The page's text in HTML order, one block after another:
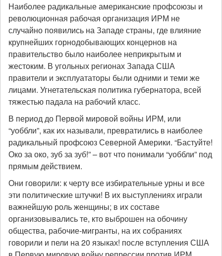
Наиболее радикальные американские профсоюзы и
революционная рабочая организация ИРМ не
случайно появились на Западе страны, где влияние
крупнейших горнодобывающих концернов на
правительство было наиболее неприкрытым и
жестоким. В угольных регионах Запада США
правители и эксплуататоры были одними и теми же
лицами. Угнетательская политика губернатора, всей
тяжестью падала на рабочий класс.
В период до Первой мировой войны ИРМ, или
“уоббли”, как их называли, превратились в наиболее
радикальный профсоюз Северной Америки. “Бастуйте!
Око за око, зуб за зуб!” – вот что понимали “уоббли” под
прямым действием.
Они говорили: к черту все избирательные урны и все
эти политические штучки! В их выступлениях играли
важнейшую роль женщины; в их составе
организовывались те, кто выброшен на обочину
общества, рабочие-мигранты, на их собраниях
говорили и пели на 20 языках! после вступления США